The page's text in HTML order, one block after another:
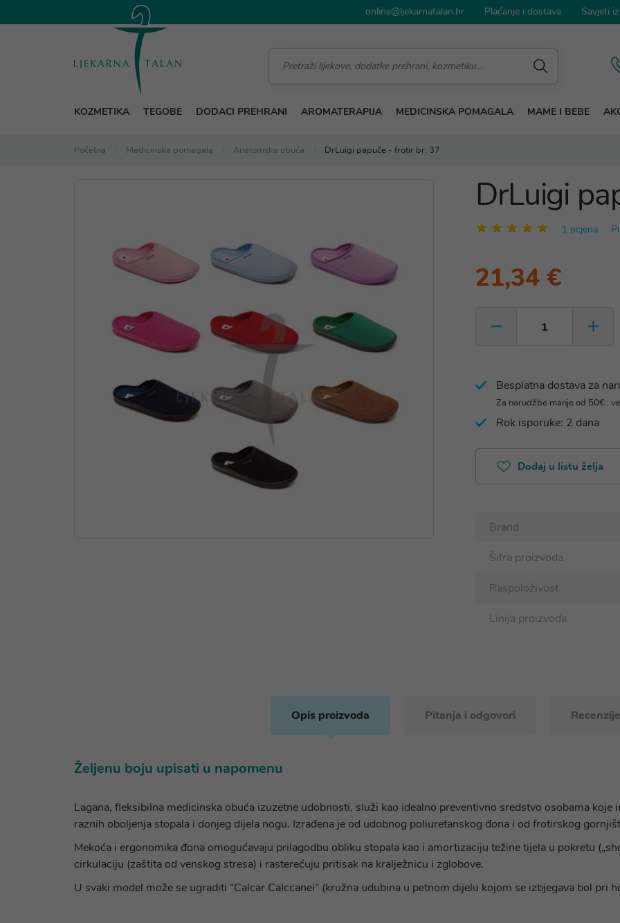
online@ljekarnatalan.hr Plaćanje i dostava Savjeti
KOZMETIKA TEGOBE DODACI PREHRANI AROMATERAPIJA MEDICINSKA POMAGALA MAME I BEBE
Početna Medicinska pomagala Anatomska obuća DrLuigi papuče - frotir br. 37
DrLuigi
1 ocjena
21,34 €
Besplatna dostava za
Za narudžbe manje od 50€ :
Rok isporuke: 2 dana
Dodaj u listu želja
Brand
Šifra proizvoda
Raspoloživost
Linija proizvoda
Opis proizvoda Pitanja i odgovori
Željenu boju upisati u napomenu
Lagana, fleksibilna medicinska obuća izuzetne udobnosti, služi kao idealno preventivno sredstvo osobama
raznih oboljenja stopala i donjeg dijela nogu. Izrađena je od udobnog poliuretanskog đona i od frotirskog
Mekoća i ergonomika đona omogućavaju prilagodbu obliku stopala kao i amortizaciju težine tijela u pokretu
cirkulaciju (zaštita od venskog stresa) i rasterećuju pritisak na kralježnicu i zglobove.
U svaki model može se ugraditi “Calcar Calccanei“ (kružna udubina u petnom dijelu kojom se izbjegava bol pri